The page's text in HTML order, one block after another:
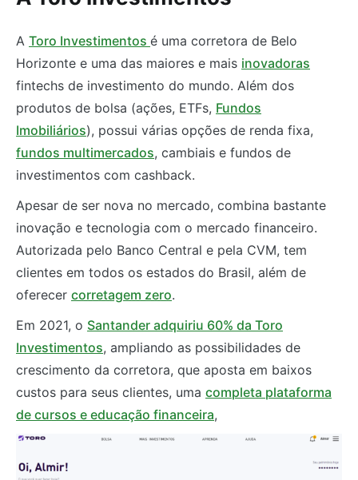
A Toro Investimentos é uma corretora de Belo
Horizonte e uma das maiores e mais inovadoras
fintechs de investimento do mundo. Além dos
produtos de bolsa (ações, ETFs, Fundos
Imobiliários), possui várias opções de renda fixa,
fundos multimercados, cambiais e fundos de
investimentos com cashback.
Apesar de ser nova no mercado, combina bastante
inovação e tecnologia com o mercado financeiro.
Autorizada pelo Banco Central e pela CVM, tem
clientes em todos os estados do Brasil, além de
oferecer corretagem zero.
Em 2021, o Santander adquiriu 60% da Toro
Investimentos, ampliando as possibilidades de
crescimento da corretora, que aposta em baixos
custos para seus clientes, uma completa plataforma
de cursos e educação financeira,